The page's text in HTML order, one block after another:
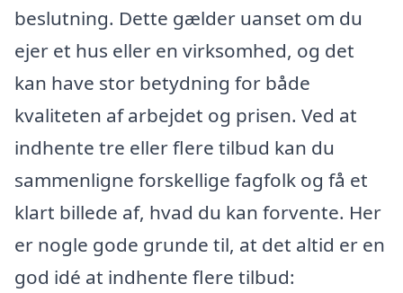
beslutning. Dette gælder uanset om du
ejer et hus eller en virksomhed, og det
kan have stor betydning for både
kvaliteten af arbejdet og prisen. Ved at
indhente tre eller flere tilbud kan du
sammenligne forskellige fagfolk og få et
klart billede af, hvad du kan forvente. Her
er nogle gode grunde til, at det altid er en
god idé at indhente flere tilbud: